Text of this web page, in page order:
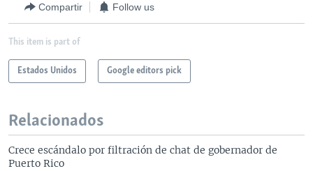
Compartir Follow us
This item is part of
Estados Unidos Google editors pick
Relacionados
Crece escándalo por filtración de chat de gobernador de
Puerto Rico